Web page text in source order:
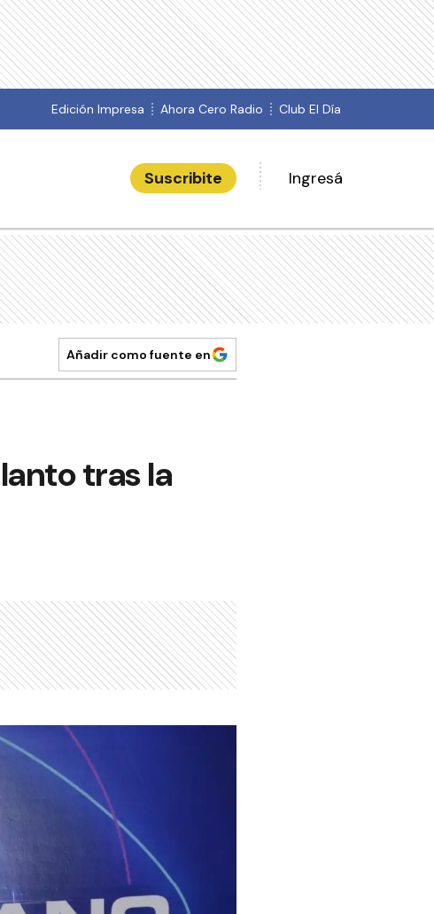
Edición Impresa Ahora Cero Radio Club El Día
Suscribite Ingresá
Añadir como fuente en
tras la